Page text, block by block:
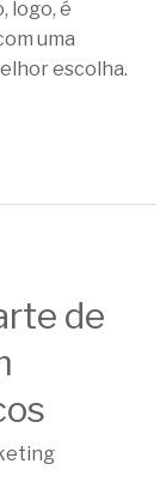
logo, é
uma
escolha.
de